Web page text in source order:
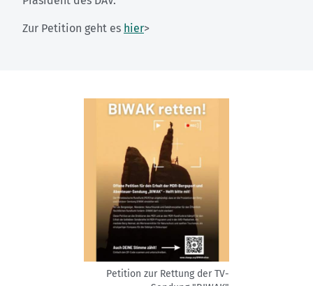
Zur Petition geht es hier>
Petition zur Rettung der TV-